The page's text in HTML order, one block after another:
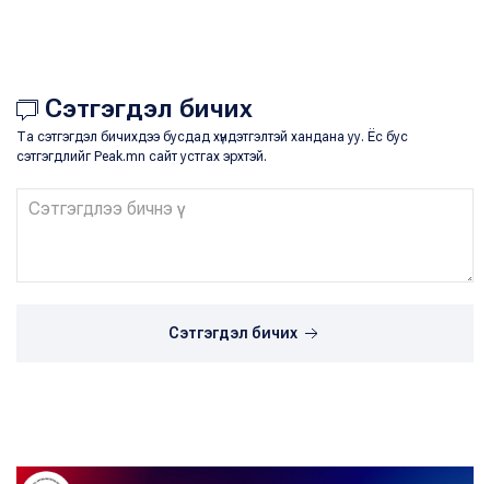
Сэтгэгдэл бичих
Та сэтгэгдэл бичихдээ бусдад хүндэтгэлтэй хандана уу. Ёс бус
сэтгэгдлийг Peak.mn сайт устгах эрхтэй.
Сэтгэгдэл бичих